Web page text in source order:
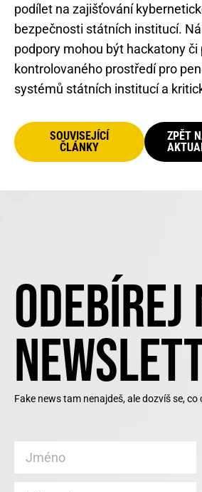
podílet na zajišťování
bezpečnosti státních institucí.
podpory mohou být hackatony
kontrolovaného prostředí pro
systémů státních institucí a
SOUVISEJÍCÍ
ČLÁNKY
ZPĚT
ODEBÍREJ
Fake news tam nenajdeš, ale dozvíš se,